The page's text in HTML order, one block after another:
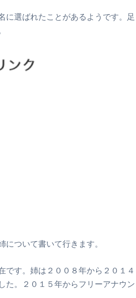
に選ばれたことがあるようです。足
ついて書いて行きます。
です。姉は２００８年から２０１４
た。２０１５年からフリーアナウン